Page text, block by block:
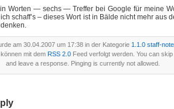
Worten — sechs — Treffer bei Google für meine
ich schaff’s – dieses Wort ist in Bälde nicht mehr aus
am 30.04.2007 um 17:38 in der Kategorie 1.1.0 staff-
mit dem RSS 2.0 Feed verfolgt werden. You can
and leave a response. Pinging is currently not allowed.